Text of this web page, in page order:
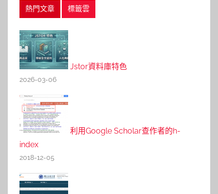
熱門文章 標籤雲
Jstor資料庫特色
2026-03-06
利用Google Scholar查作者的h-
index
2018-12-05